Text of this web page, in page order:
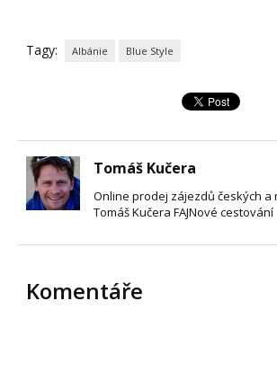
Tagy: Albánie Blue Style
Tomáš Kučera
Online prodej zájezdů českých a
Tomáš Kučera FAJNové cestování
Komentáře